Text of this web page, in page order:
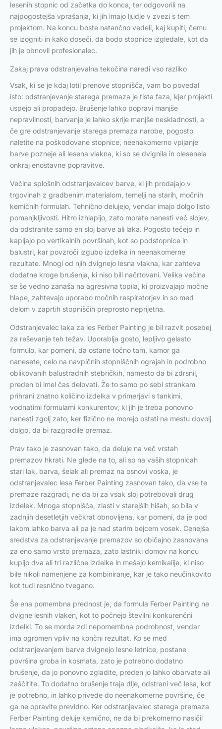
lesenih stopnic od začetka do konca, ter odgovorili na
najpogostejša vprašanja, ki jih imajo ljudje v zvezi s tem
projektom. Na koncu boste natančno vedeli, kaj kupiti, čemu
se izogniti in kako doseči, da bodo stopnice izgledale, kot da
jih je obnovil profesionalec.
Zakaj prava odstranjevalna tekočina naredi vso razliko
Vsak, ki se je kdaj lotil prenove stopnišča, vam bo povedal
isto: odstranjevanje starega premaza je tista faza, kjer projekti
uspejo ali propadejo. Brušenje lahko popravi manjše
nepravilnosti, barvanje je lahko skrije manjše neskladnosti, a
če gre odstranjevanje starega premaza narobe, pogosto
naletite na poškodovane stopnice, neenakomerno vpijanje
barve pozneje ali lesena vlakna, ki so se dvignila in olesenela
onkraj enostavne popravitve.
Večina splošnih odstranjevalcev barve, ki jih prodajajo v
trgovinah z gradbenim materialom, temelji na starih, močnih
kemičnih formulah. Tehnično delujejo, vendar imajo dolgo listo
pomanjkljivosti. Hitro izhlapijo, zato morate nanesti več slojev,
da odstranite samo en sloj barve ali laka. Pogosto tečejo in
kapljajo po vertikalnih površinah, kot so podstopnice in
balustri, kar povzroči izgubo izdelka in neenakomerne
rezultate. Mnogi od njih dvignejo lesna vlakna, kar zahteva
dodatne kroge brušenja, ki niso bili načrtovani. Velika večina
se še vedno zanaša na agresivna topila, ki proizvajajo močne
hlape, zahtevajo uporabo močnih respiratorjev in so med
delom v zaprtih stopniščih preprosto neprijetna.
Odstranjevalec laka za les Ferber Painting je bil razvit posebej
za reševanje teh težav. Uporablja gosto, lepljivo gelasto
formulo, kar pomeni, da ostane točno tam, kamor ga
nanesete, celo na navpičnih stopniščnih ograjah in podrobno
oblikovanih balustradnih stebričkih, namesto da bi zdrsnil,
preden bi imel čas delovati. Že to samo po sebi strankam
prihrani znatno količino izdelka v primerjavi s tankimi,
vodnatimi formulami konkurentov, ki jih je treba ponovno
nanesti zgolj zato, ker fizično ne morejo ostati na mestu dovolj
dolgo, da bi razgradile premaz.
Prav tako je zasnovan tako, da deluje na več vrstah
premazov hkrati. Ne glede na to, ali so na vaših stopnicah
stari lak, barva, šelak ali premaz na osnovi voska, je
odstranjevalec lesa Ferber Painting zasnovan tako, da vse te
premaze razgradi, ne da bi za vsak sloj potrebovali drug
izdelek. Mnoga stopnišča, zlasti v starejših hišah, so bila v
zadnjih desetletjih večkrat obnovljena, kar pomeni, da je pod
lakom lahko barva ali pa je nad starim bejcem vosek. Cenejša
sredstva za odstranjevanje premazov so običajno zasnovana
za eno samo vrsto premaza, zato lastniki domov na koncu
kupijo dva ali tri različne izdelke in mešajo kemikalije, ki niso
bile nikoli namenjene za kombiniranje, kar je tako neučinkovito
kot tudi resnično tvegano.
Še ena pomembna prednost je, da formula Ferber Painting ne
dvigne lesnih vlaken, kot to počnejo številni konkurenčni
izdelki. To se morda zdi nepomembna podrobnost, vendar
ima ogromen vpliv na končni rezultat. Ko se med
odstranjevanjem barve dvignejo lesne letnice, postane
površina groba in kosmata, zato je potrebno dodatno
brušenje, da jo ponovno zgladite, preden jo lahko obarvate ali
zaščitite. To dodatno brušenje traja dlje, odstrani več lesa, kot
je potrebno, in lahko privede do neenakomerne površine, če
ga ne opravite previdno. Ker odstranjevalec starega premaza
Ferber Painting deluje kemično, ne da bi prekomerno nasičil